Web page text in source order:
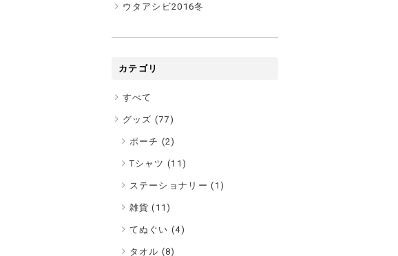
ウタアシビ2016冬
カテゴリ
すべて
グッズ (77)
ポーチ (2)
Tシャツ (11)
ステーショナリー (1)
雑貨 (11)
てぬぐい (4)
タオル (8)